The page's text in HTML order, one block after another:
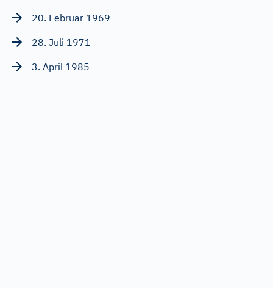
20. Februar 1969
28. Juli 1971
3. April 1985